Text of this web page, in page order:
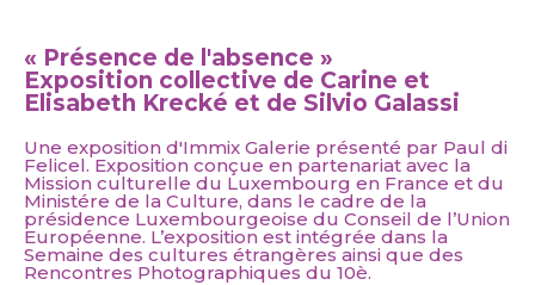
« Présence de l'absence »
Exposition collective de Carine et
Elisabeth Krecké et de Silvio Galassi
Une exposition d'Immix Galerie présenté par Paul di
Felicel. Exposition conçue en partenariat avec la
Mission culturelle du Luxembourg en France et du
Ministére de la Culture, dans le cadre de la
présidence Luxembourgeoise du Conseil de l’Union
Européenne. L’exposition est intégrée dans la
Semaine des cultures étrangères ainsi que des
Rencontres Photographiques du 10è.